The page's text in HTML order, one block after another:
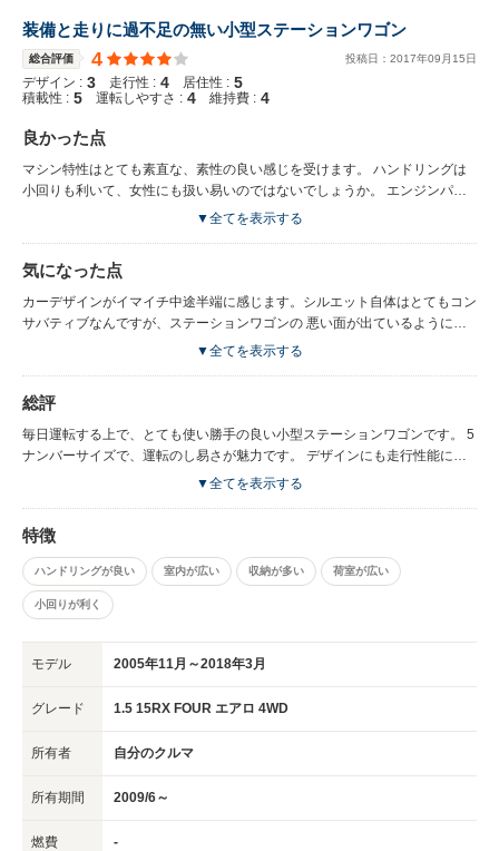
装備と走りに過不足の無い小型ステーションワゴン
総合評価 4 投稿日： 2017年09 月 15日
デザイン : 3 走行性 : 4 居住性 : 5
積載性 : 5 運転しやすさ : 4 維持費 : 4
良かった点
マシン特性はとても素直な、素性の良い感じを受けます。 ハンドリングは
小回りも利いて、女性にも扱い易いのではないでしょうか。 エンジンパワ
ーが十分にあって、長時間の運転でも疲労感があまりありません。 市街地
す。 車体サイズの割りに、搭載できる荷物の量が多く、また後部座席も比
較的ゆったりとしています。 このタイプの車としては、燃費が良いのも魅
力のひとつだと思います。特に長距離を走った時に実感しました。具体的に
▼全てを表示する
気になった点
カーデザインがイマイチ中途半端に感じます。シルエット自体はとてもコン
サバティブなんですが、ステーションワゴンの 悪い面が出ているように思
います。あと、内装の質感がイマイチで、全体的に少しチープな印象を受け
かもしれません。
▼全てを表示する
総評
毎日運転する上で、とても使い勝手の良い小型ステーションワゴンです。 5
ナンバーサイズで、運転のし易さが魅力です。 デザインにも走行性能に
も、特別に目立つところがないのですが、それがこの車の魅力と言っても良
用する上で重要な利点だと思います。
▼全てを表示する
特徴
ハンドリングが良い 室内が広い 収納が多い 荷室が広い
小回りが利く
モデル 2005年11月～2018年3月
グレード 1.5 15RX FOUR エアロ 4WD
所有者 自分のクルマ
所有期間 2009/6～
燃費 -